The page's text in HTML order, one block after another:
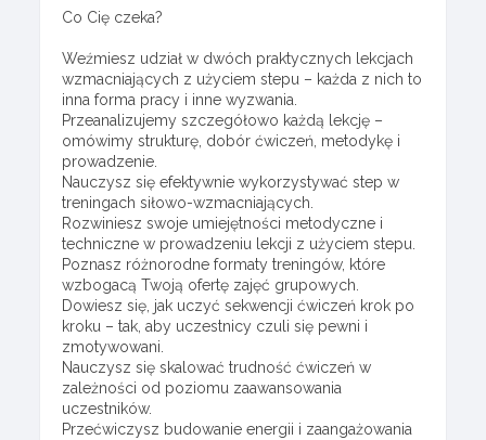
Co Cię czeka?
Weźmiesz udział w dwóch praktycznych lekcjach
wzmacniających z użyciem stepu – każda z nich to
inna forma pracy i inne wyzwania.
Przeanalizujemy szczegółowo każdą lekcję –
omówimy strukturę, dobór ćwiczeń, metodykę i
prowadzenie.
Nauczysz się efektywnie wykorzystywać step w
treningach siłowo-wzmacniających.
Rozwiniesz swoje umiejętności metodyczne i
techniczne w prowadzeniu lekcji z użyciem stepu.
Poznasz różnorodne formaty treningów, które
wzbogacą Twoją ofertę zajęć grupowych.
Dowiesz się, jak uczyć sekwencji ćwiczeń krok po
kroku – tak, aby uczestnicy czuli się pewni i
zmotywowani.
Nauczysz się skalować trudność ćwiczeń w
zależności od poziomu zaawansowania
uczestników.
Przećwiczysz budowanie energii i zaangażowania